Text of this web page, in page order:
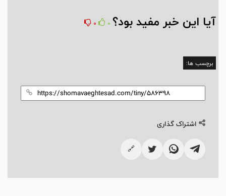
آیا این خبر مفید بود؟ 0
0
برچسب ها:
اشتراک گذاری
🔗